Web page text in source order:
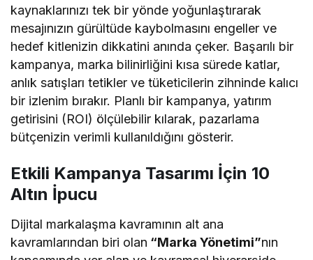
kaynaklarınızı tek bir yönde yoğunlaştırarak
mesajınızın gürültüde kaybolmasını engeller ve
hedef kitlenizin dikkatini anında çeker. Başarılı bir
kampanya, marka bilinirliğini kısa sürede katlar,
anlık satışları tetikler ve tüketicilerin zihninde kalıcı
bir izlenim bırakır. Planlı bir kampanya, yatırım
getirisini (ROI) ölçülebilir kılarak, pazarlama
bütçenizin verimli kullanıldığını gösterir.
Etkili Kampanya Tasarımı İçin 10
Altın İpucu
Dijital markalaşma kavramının alt ana
kavramlarından biri olan “Marka Yönetimi”nın